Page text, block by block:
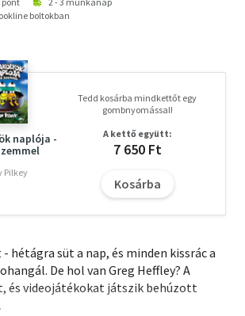
boltokban
naplója -
Pilkey
Tedd kosárba mindkettőt egy
gombnyomással!
A kettő együtt:
7 650 Ft
Kosárba
hétágra süt a nap, és minden kissrác a
De hol van Greg Heffley? A
és videojátékokat játszik behúzott